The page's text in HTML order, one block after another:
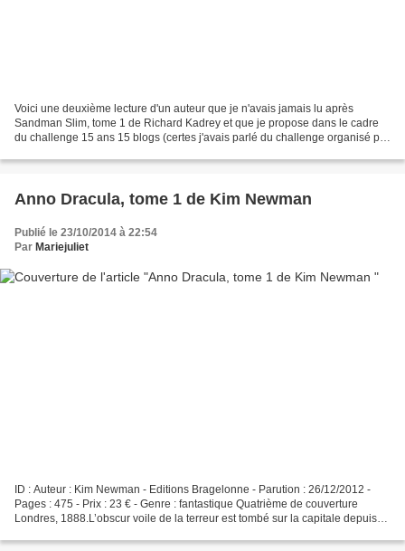
Voici une deuxième lecture d'un auteur que je n'avais jamais lu après
Sandman Slim, tome 1 de Richard Kadrey et que je propose dans le cadre
du challenge 15 ans 15 blogs (certes j'avais parlé du challenge organisé par
Anno Dracula, tome 1 de Kim Newman
Publié le 23/10/2014 à 22:54
Par Mariejuliet
ID : Auteur : Kim Newman - Editions Bragelonne - Parution : 26/12/2012 -
Pages : 475 - Prix : 23 € - Genre : fantastique Quatrième de couverture
Londres, 1888.L’obscur voile de la terreur est tombé sur la capitale depuis